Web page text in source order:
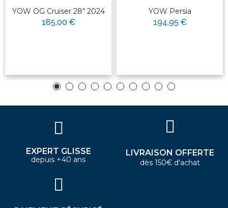
YOW OG Cruiser 28" 2024
185,00 €
YOW Persia
194,95 €
EXPERT GLISSE
depuis +40 ans
LIVRAISON OFFERTE
dès 150€ d'achat